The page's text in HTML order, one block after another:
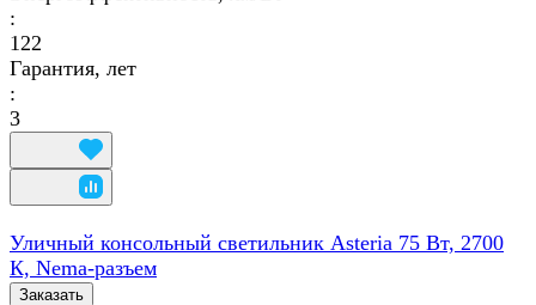
:
122
Гарантия, лет
:
3
Уличный консольный светильник Asteria 75 Вт, 2700
К, Nema-разъем
Заказать